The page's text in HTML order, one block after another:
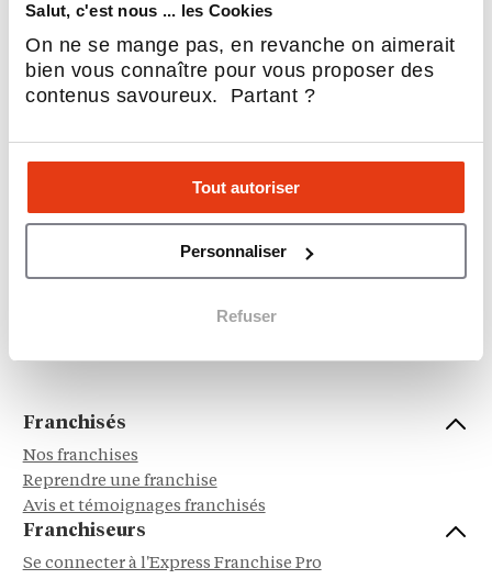
Salut, c'est nous ... les Cookies
On ne se mange pas, en revanche on aimerait
bien vous connaître pour vous proposer des
contenus savoureux. Partant ?
Tout autoriser
Personnaliser
Refuser
Coup de cœur L'Express
Restauration rapide (Fast-Food)
Restauration
Immobilier
Habitat & Bâtiment
Sociétal, RSE & écologie
Hôtellerie & Camping
Franchisés
Nos franchises
Reprendre une franchise
Avis et témoignages franchisés
Franchiseurs
Se connecter à l'Express Franchise Pro